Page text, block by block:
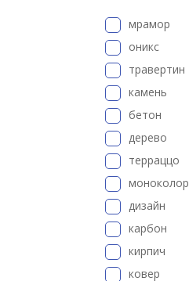
мрамор
оникс
травертин
камень
бетон
дерево
терраццо
моноколор
дизайн
карбон
кирпич
ковер